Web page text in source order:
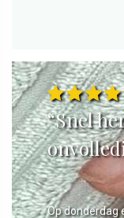
“Snel
Op donderdag